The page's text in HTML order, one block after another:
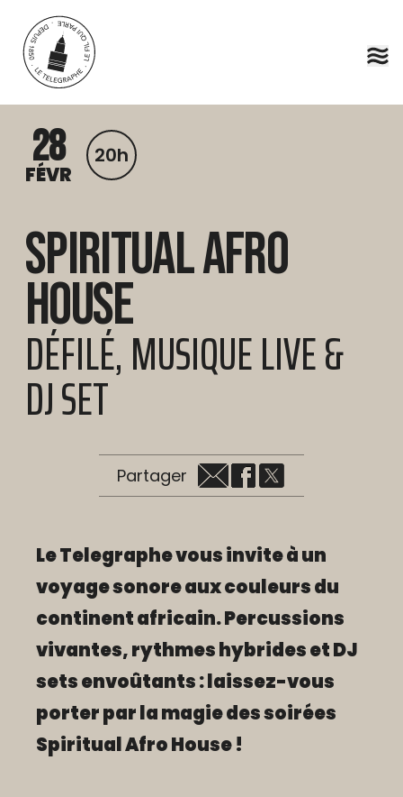
Aller au contenu principal
28
FÉVR
20h
Spiritual Afro
House
DÉFILÉ, MUSIQUE LIVE &
DJ SET
Partager
Le Telegraphe vous invite à un
voyage sonore aux couleurs du
continent africain. Percussions
vivantes, rythmes hybrides et DJ
sets envoûtants : laissez-vous
porter par la magie des soirées
Spiritual Afro House !